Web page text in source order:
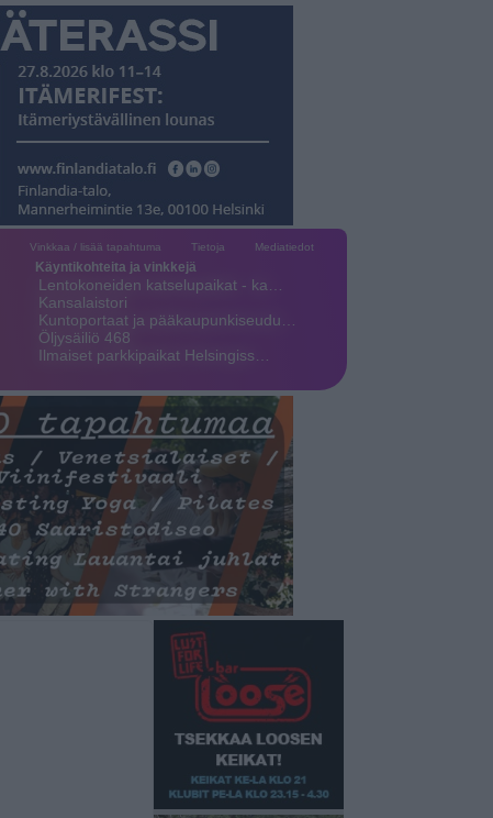
Vinkkaa / lisää tapahtuma Tietoja Mediatiedot
Käyntikohteita ja vinkkejä
Lentokoneiden katselupaikat - ka…
Kansalaistori
Kuntoportaat ja pääkaupunkiseudu…
Öljysäiliö 468
Ilmaiset parkkipaikat Helsingiss…